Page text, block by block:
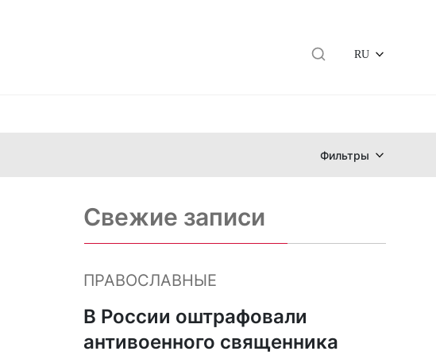
RU
Фильтры
Свежие записи
ПРАВОСЛАВНЫЕ
В России оштрафовали
антивоенного священника